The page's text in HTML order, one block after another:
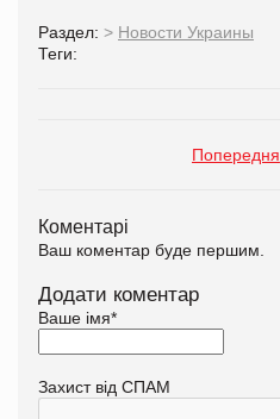
Раздел: > Новости Украины
Теги:
Попередня
Коментарі
Ваш коментар буде першим.
Додати коментар
Ваше імя*
Захист від СПАМ